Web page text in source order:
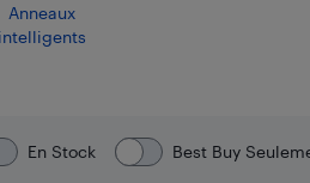
Anneaux
intelligents
En Stock Best Buy